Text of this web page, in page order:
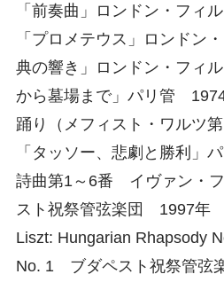
「前奏曲」ロンドン・フィ
「プロメテウス」ロンドン
典の響き」ロンドン・フィ
から墓場まで」パリ管
踊り（メフィスト・ワルツ
「タッソー、悲劇と勝利」
詩曲第1～6番 イヴァン・
スト祝祭管弦楽団 1997年
Liszt: Hungarian Rhapsody
No. 1 ブダペスト祝祭管弦